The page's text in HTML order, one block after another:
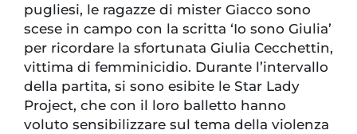
pugliesi, le ragazze di mister Giacco sono
scese in campo con la scritta ‘Io sono Giulia’
per ricordare la sfortunata Giulia Cecchettin,
vittima di femminicidio. Durante l’intervallo
della partita, si sono esibite le Star Lady
Project, che con il loro balletto hanno
voluto sensibilizzare sul tema della violenza